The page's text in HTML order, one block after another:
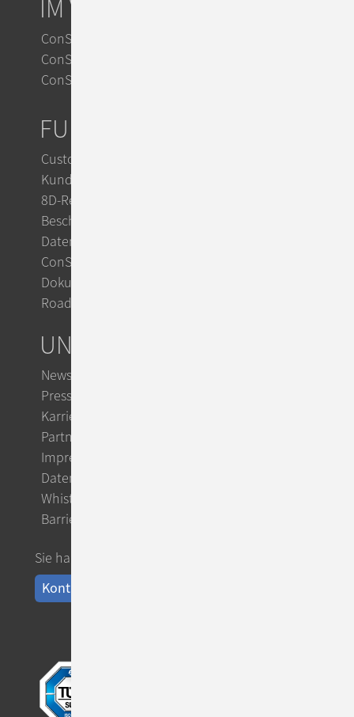
IM VERGLEICH
ConSol CM vs. Zendesk
ConSol CM vs. Jira
ConSol CM vs. OTRS
FUNKTIONEN
Customer Service
Kundensupport mit KI
8D-Reports im Reklamationsmanagement
Beschwerdemanagement
Datenschutz mit ConSol CM
ConSol Support & Trainings
Dokumentation im TecDoc
Roadmap
UNTERNEHMEN
Newsletter
Presse
Karriere
Partner
Impressum
Datenschutz
Whistleblowing
Barrierefreiheit
Sie haben Fragen?
Kontakt aufnehmen